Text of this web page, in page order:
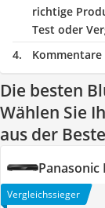
richtige
Test oder
Kommentare
Die besten
Wählen Sie
aus der
Panasonic
Vergleichssieger